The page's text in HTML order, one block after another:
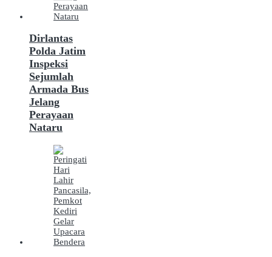
Dirlantas
Polda Jatim
Inspeksi
Sejumlah
Armada Bus
Jelang
Perayaan
Nataru